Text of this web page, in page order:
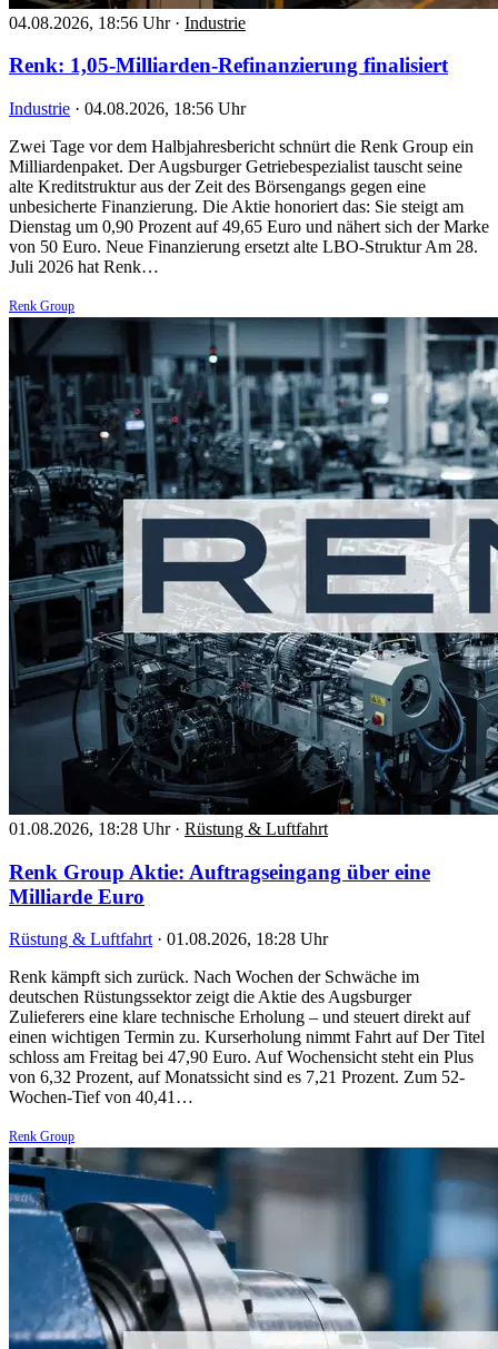
04.08.2026, 18:56 Uhr · Industrie
Renk: 1,05-Milliarden-Refinanzierung finalisiert
Industrie · 04.08.2026, 18:56 Uhr
Zwei Tage vor dem Halbjahresbericht schnürt die Renk Group ein
Milliardenpaket. Der Augsburger Getriebespezialist tauscht seine
alte Kreditstruktur aus der Zeit des Börsengangs gegen eine
unbesicherte Finanzierung. Die Aktie honoriert das: Sie steigt am
Dienstag um 0,90 Prozent auf 49,65 Euro und nähert sich der Marke
von 50 Euro. Neue Finanzierung ersetzt alte LBO-Struktur Am 28.
Juli 2026 hat Renk…
Renk Group
01.08.2026, 18:28 Uhr · Rüstung & Luftfahrt
Renk Group Aktie: Auftragseingang über eine
Milliarde Euro
Rüstung & Luftfahrt · 01.08.2026, 18:28 Uhr
Renk kämpft sich zurück. Nach Wochen der Schwäche im
deutschen Rüstungssektor zeigt die Aktie des Augsburger
Zulieferers eine klare technische Erholung – und steuert direkt auf
einen wichtigen Termin zu. Kurserholung nimmt Fahrt auf Der Titel
schloss am Freitag bei 47,90 Euro. Auf Wochensicht steht ein Plus
von 6,32 Prozent, auf Monatssicht sind es 7,21 Prozent. Zum 52-
Wochen-Tief von 40,41…
Renk Group